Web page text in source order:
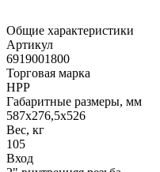
Общие характеристики
Артикул
6919001800
Торговая марка
HPP
Габаритные размеры, мм
587x276,5x526
Вес, кг
105
Вход